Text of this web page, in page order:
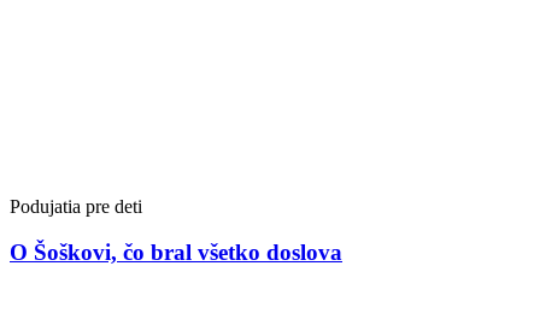
Podujatia pre deti
O Šoškovi, čo bral všetko doslova